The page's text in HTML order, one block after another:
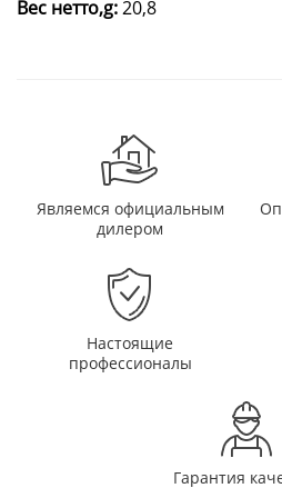
Вес нетто,g:20,8
Являемся официальным
дилером
Настоящие
профессионалы
Гарантия